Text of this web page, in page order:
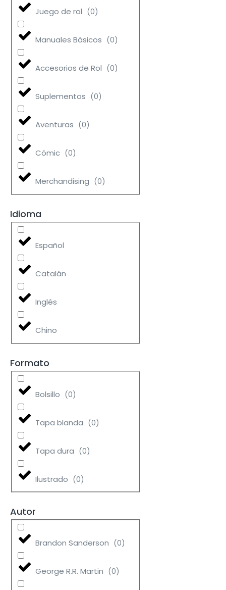
Juego de rol (0)
Manuales Básicos (0)
Accesorios de Rol (0)
Suplementos (0)
Aventuras (0)
Cómic (0)
Merchandising (0)
Idioma
Español
Catalán
Inglés
Chino
Formato
Bolsillo (0)
Tapa blanda (0)
Tapa dura (0)
Ilustrado (0)
Autor
Brandon Sanderson (0)
George R.R. Martin (0)